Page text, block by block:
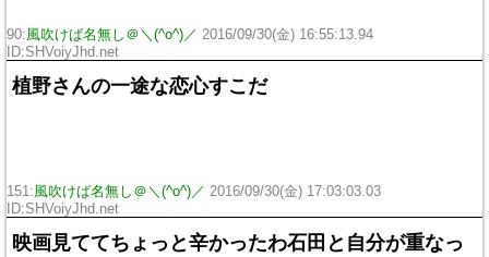
90:風吹けば名無し＠＼(^o^)／ 2016/09/30(金) 16:55:13.94
ID:SHVoiyJhd.net
植野さんの一途な恋心すこだ
151:風吹けば名無し＠＼(^o^)／ 2016/09/30(金) 17:03:03.03
ID:SHVoiyJhd.net
映画見ててちょっと辛かったわ石田と自分が重なっ